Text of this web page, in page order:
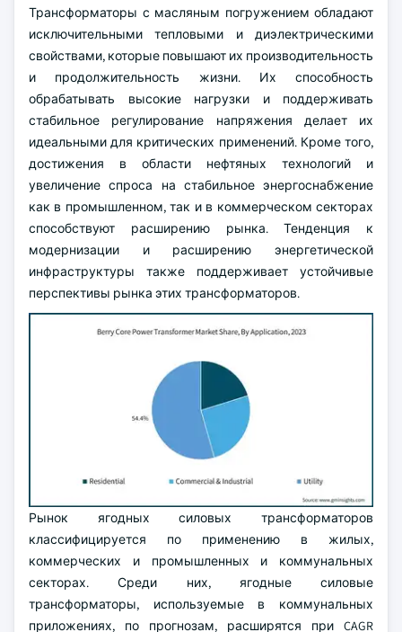
Трансформаторы с масляным погружением обладают
исключительными тепловыми и диэлектрическими
свойствами, которые повышают их производительность
и продолжительность жизни. Их способность
обрабатывать высокие нагрузки и поддерживать
стабильное регулирование напряжения делает их
идеальными для критических применений. Кроме того,
достижения в области нефтяных технологий и
увеличение спроса на стабильное энергоснабжение
как в промышленном, так и в коммерческом секторах
способствуют расширению рынка. Тенденция к
модернизации и расширению энергетической
инфраструктуры также поддерживает устойчивые
перспективы рынка этих трансформаторов.
Рынок ягодных силовых трансформаторов
классифицируется по применению в жилых,
коммерческих и промышленных и коммунальных
секторах. Среди них, ягодные силовые
трансформаторы, используемые в коммунальных
приложениях, по прогнозам, расширятся при CAGR